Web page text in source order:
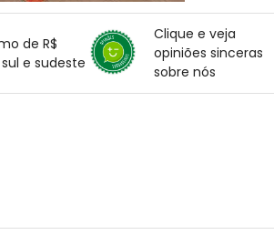
de R$
e sudeste
Clique e veja
opiniões sinceras
sobre nós